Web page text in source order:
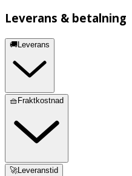
Leverans & betalning
🚚Leverans
🧺Fraktkostnad
🚀Leveranstid